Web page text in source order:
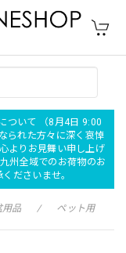
ついて （8月4日 9:00
られた方々に深く哀悼
よりお見舞い申し上げ
州全域でのお荷物のお
承くださいませ。
用品 ペット用